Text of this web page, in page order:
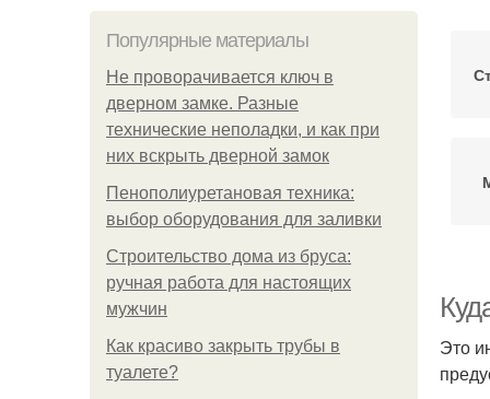
Популярные материалы
Не проворачивается ключ в
дверном замке. Разные
технические неполадки, и как при
них вскрыть дверной замок
Пенополиуретановая техника:
выбор оборудования для заливки
Строительство дома из бруса:
ручная работа для настоящих
мужчин
Как красиво закрыть трубы в
туалете?
Это